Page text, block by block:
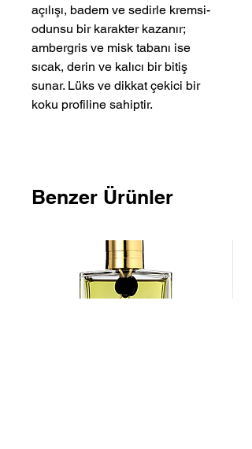
açılışı, badem ve sedirle kremsi-
odunsu bir karakter kazanır;
ambergris ve misk tabanı ise
sıcak, derin ve kalıcı bir bitiş
sunar. Lüks ve dikkat çekici bir
koku profiline sahiptir.
Benzer Ürünler